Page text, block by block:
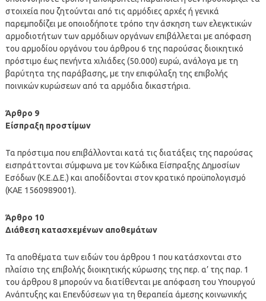
στοιχεία που ζητούνται από τις αρμόδιες αρχές ή γενικά
παρεμποδίζει με οποιοδήποτε τρόπο την άσκηση των ελεγκτικών
αρμοδιοτήτων των αρμόδιων οργάνων επιβάλλεται με απόφαση
του αρμοδίου οργάνου του άρθρου 6 της παρούσας διοικητικό
πρόστιμο έως πενήντα χιλιάδες (50.000) ευρώ, ανάλογα με τη
βαρύτητα της παράβασης, με την επιφύλαξη της επιβολής
ποινικών κυρώσεων από τα αρμόδια δικαστήρια.
Άρθρο 9
Είσπραξη προστίμων
Τα πρόστιμα που επιβάλλονται κατά τις διατάξεις της παρούσας
εισπράττονται σύμφωνα με τον Κώδικα Είσπραξης Δημοσίων
Εσόδων (Κ.Ε.Δ.Ε.) και αποδίδονται στον κρατικό προϋπολογισμό
(ΚΑΕ 1560989001).
Άρθρο 10
Διάθεση κατασχεμένων αποθεμάτων
Τα αποθέματα των ειδών του άρθρου 1 που κατάσχονται στο
πλαίσιο της επιβολής διοικητικής κύρωσης της περ. α’ της παρ. 1
του άρθρου 8 μπορούν να διατίθενται με απόφαση του Υπουργού
Ανάπτυξης και Επενδύσεων για τη θεραπεία άμεσης κοινωνικής